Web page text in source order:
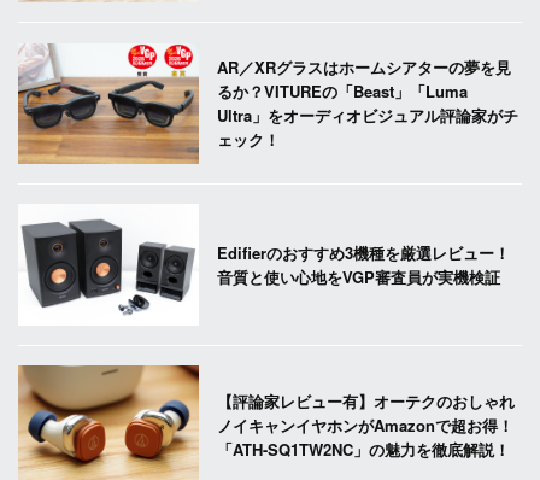
AR／XRグラスはホームシアターの夢を見
るか？VITUREの「Beast」「Luma
Ultra」をオーディオビジュアル評論家がチ
ェック！
Edifierのおすすめ3機種を厳選レビュー！
音質と使い心地をVGP審査員が実機検証
【評論家レビュー有】オーテクのおしゃれ
ノイキャンイヤホンがAmazonで超お得！
「ATH-SQ1TW2NC」の魅力を徹底解説！